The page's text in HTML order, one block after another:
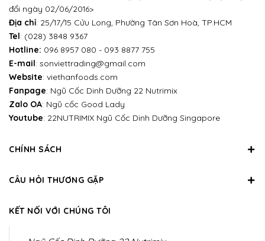
đổi ngày 02/06/2016>
Địa chỉ: 25/17/15 Cửu Long, Phường Tân Sơn Hoà, TP.HCM
Tel: (028) 3848 9367
Hotline: 096 8957 080 - 093 8877 755
E-mail: sonviettrading@gmail.com
Website: viethanfoods.com
Fanpage: Ngũ Cốc Dinh Dưỡng 22 Nutrimix
Zalo OA: Ngũ cốc Good Lady
Youtube: 22NUTRIMIX Ngũ Cốc Dinh Dưỡng Singapore
CHÍNH SÁCH
CÂU HỎI THƯƠNG GẶP
KẾT NỐI VỚI CHÚNG TÔI